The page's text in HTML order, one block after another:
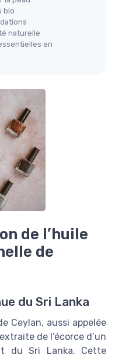
bio
naturelle
en
de l’huile
de
du Sri Lanka
Ceylan, aussi appelée
de l’écorce d’un
du Sri Lanka. Cette